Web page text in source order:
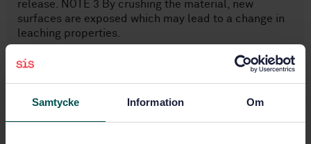
Samtycke Information Om
release. NOTE 3 By crushing the material, new
surfaces are exposed which may lead to a change in
leaching properties.
Ämnesområden